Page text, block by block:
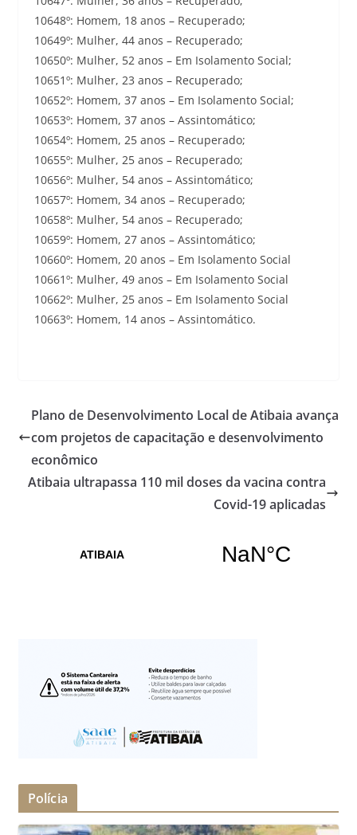
10648º: Homem, 18 anos – Recuperado;
10649º: Mulher, 44 anos – Recuperado;
10650º: Mulher, 52 anos – Em Isolamento Social;
10651º: Mulher, 23 anos – Recuperado;
10652º: Homem, 37 anos – Em Isolamento Social;
10653º: Homem, 37 anos – Assintomático;
10654º: Homem, 25 anos – Recuperado;
10655º: Mulher, 25 anos – Recuperado;
10656º: Mulher, 54 anos – Assintomático;
10657º: Homem, 34 anos – Recuperado;
10658º: Mulher, 54 anos – Recuperado;
10659º: Homem, 27 anos – Assintomático;
10660º: Homem, 20 anos – Em Isolamento Social
10661º: Mulher, 49 anos – Em Isolamento Social
10662º: Mulher, 25 anos – Em Isolamento Social
10663º: Homem, 14 anos – Assintomático.
Plano de Desenvolvimento Local de Atibaia avança
com projetos de capacitação e desenvolvimento
econômico
Atibaia ultrapassa 110 mil doses da vacina contra
Covid-19 aplicadas
Polícia